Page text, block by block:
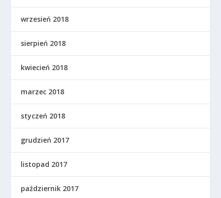
wrzesień 2018
sierpień 2018
kwiecień 2018
marzec 2018
styczeń 2018
grudzień 2017
listopad 2017
październik 2017